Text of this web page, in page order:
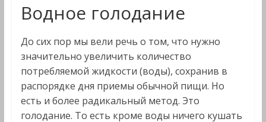
Водное голодание
До сих пор мы вели речь о том, что нужно
значительно увеличить количество
потребляемой жидкости (воды), сохранив в
распорядке дня приемы обычной пищи. Но
есть и более радикальный метод. Это
голодание. То есть кроме воды ничего кушать